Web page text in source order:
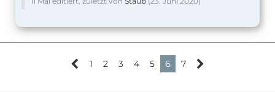
1 2 3 4 5 6 7